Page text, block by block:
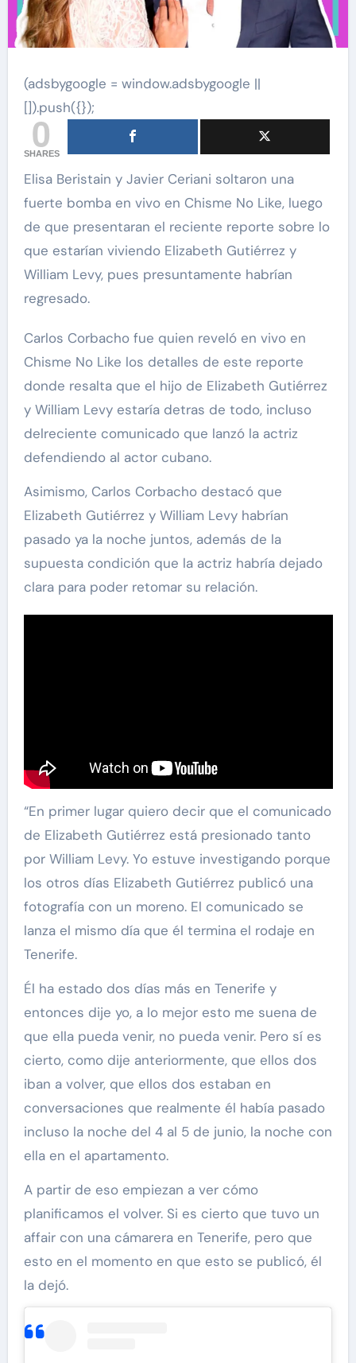
(adsbygoogle = window.adsbygoogle ||
[]).push({});
0
SHARES
Elisa Beristain y Javier Ceriani soltaron una
fuerte bomba en vivo en Chisme No Like, luego
de que presentaran el reciente reporte sobre lo
que estarían viviendo Elizabeth Gutiérrez y
William Levy, pues presuntamente habrían
regresado.
Carlos Corbacho fue quien reveló en vivo en
Chisme No Like los detalles de este reporte
donde resalta que el hijo de Elizabeth Gutiérrez
y William Levy estaría detras de todo, incluso
delreciente comunicado que lanzó la actriz
defendiendo al actor cubano.
Asimismo, Carlos Corbacho destacó que
Elizabeth Gutiérrez y William Levy habrían
pasado ya la noche juntos, además de la
supuesta condición que la actriz habría dejado
clara para poder retomar su relación.
“En primer lugar quiero decir que el comunicado
de Elizabeth Gutiérrez está presionado tanto
por William Levy. Yo estuve investigando porque
los otros días Elizabeth Gutiérrez publicó una
fotografía con un moreno. El comunicado se
lanza el mismo día que él termina el rodaje en
Tenerife.
Él ha estado dos días más en Tenerife y
entonces dije yo, a lo mejor esto me suena de
que ella pueda venir, no pueda venir. Pero sí es
cierto, como dije anteriormente, que ellos dos
iban a volver, que ellos dos estaban en
conversaciones que realmente él había pasado
incluso la noche del 4 al 5 de junio, la noche con
ella en el apartamento.
A partir de eso empiezan a ver cómo
planificamos el volver. Si es cierto que tuvo un
affair con una cámarera en Tenerife, pero que
esto en el momento en que esto se publicó, él
la dejó.